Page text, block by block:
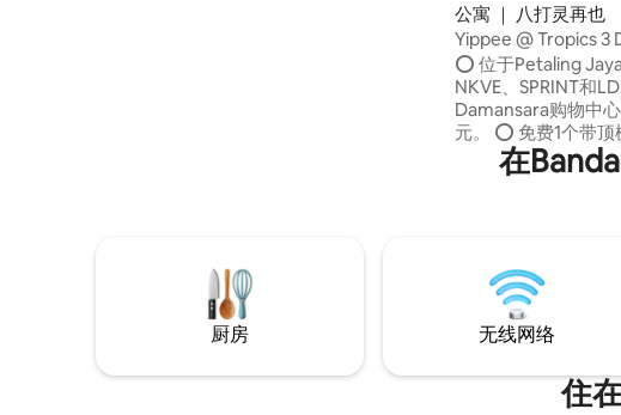
公寓 ｜ 八打灵再也
Yippee @ Tropics 3
Selangor
⭕️ 位于Petaling
NKVE、SPRINT和
Damansara购物中
元。 ⭕️ 免费1个带
网络、迪士尼+、YouTube
冰箱、微波炉、水壶和餐具
汉堡王、咖啡豆、
店）
在
厨房 无线网络
住